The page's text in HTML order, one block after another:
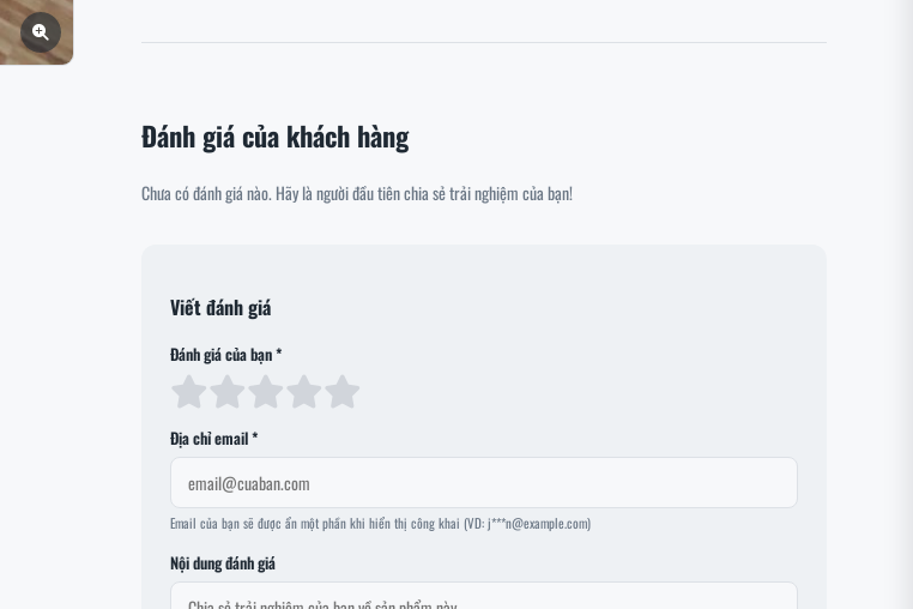
Đánh giá của khách hàng
Chưa có đánh giá nào. Hãy là người đầu tiên chia sẻ trải nghiệm của bạn!
Viết đánh giá
Đánh giá của bạn *
Địa chỉ email *
Email của bạn sẽ được ẩn một phần khi hiển thị công khai (VD: j***n@example.com)
Nội dung đánh giá